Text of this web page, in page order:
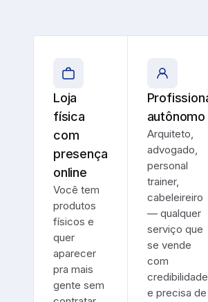
Loja
física
com
presença
online
Você tem
produtos
físicos e
quer
aparecer
pra mais
gente sem
autônomo
Arquiteto,
advogado,
personal
trainer,
cabeleireiro
— qualquer
serviço que
se vende
com
credibilidade
e precisa de